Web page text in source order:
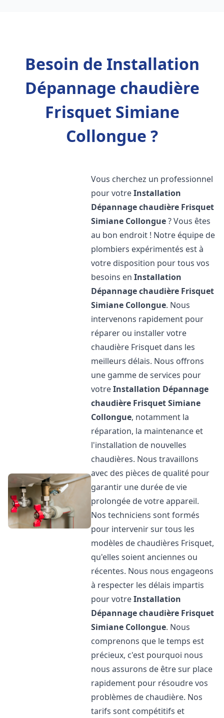
Besoin de Installation
Dépannage chaudière
Frisquet Simiane
Collongue ?
Vous cherchez un professionnel
pour votreInstallation
Dépannage chaudière Frisquet
Simiane Collongue? Vous êtes
au bon endroit ! Notre équipe de
plombiers expérimentés est à
votre disposition pour tous vos
besoins enInstallation
Dépannage chaudière Frisquet
Simiane Collongue. Nous
intervenons rapidement pour
réparer ou installer votre
chaudière Frisquet dans les
meilleurs délais. Nous offrons
une gamme de services pour
votreInstallation Dépannage
chaudière FrisquetSimiane
Collongue, notamment la
réparation, la maintenance et
l'installation de nouvelles
chaudières. Nous travaillons
avec des pièces de qualité pour
garantir une durée de vie
prolongée de votre appareil.
Nos techniciens sont formés
pour intervenir sur tous les
modèles de chaudières Frisquet,
qu'elles soient anciennes ou
récentes. Nous nous engageons
à respecter les délais impartis
pour votreInstallation
Dépannage chaudière Frisquet
Simiane Collongue. Nous
comprenons que le temps est
précieux, c'est pourquoi nous
nous assurons de être sur place
rapidement pour résoudre vos
problèmes de chaudière. Nos
tarifs sont compétitifs et